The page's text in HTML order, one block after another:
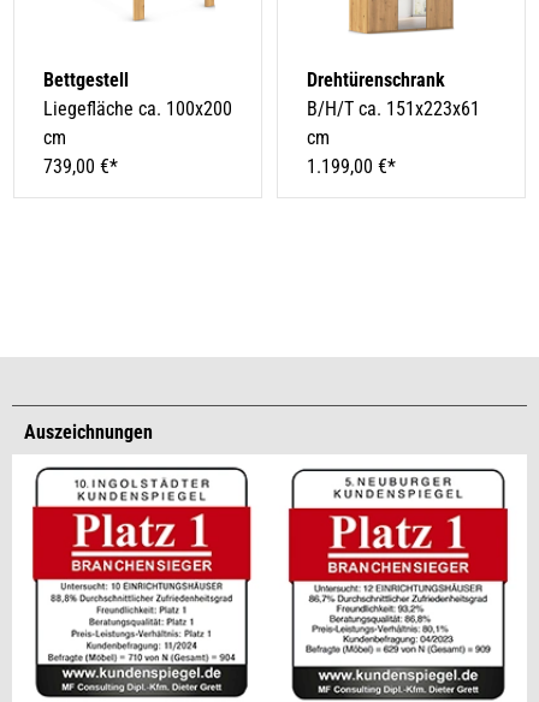
Bettgestell
Liegefläche ca. 100x200
cm
739,00 €*
Drehtürenschrank
B/H/T ca. 151x223x61
cm
1.199,00 €*
Auszeichnungen